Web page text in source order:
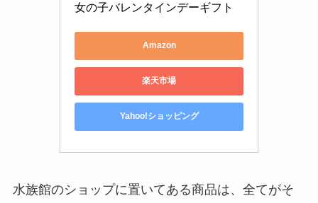
女の子バレンタインデーギフト
Amazon
楽天市場
Yahoo!ショッピング
水族館のショップに置いてある商品は、全てがそ